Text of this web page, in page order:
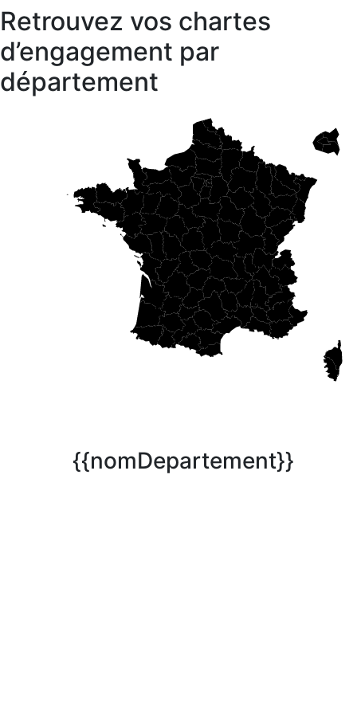
Retrouvez vos chartes
d’engagement par
département
{{nomDepartement}}